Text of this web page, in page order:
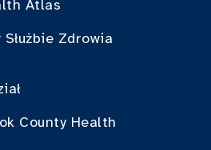
Atlas
Zdrowia
County Health